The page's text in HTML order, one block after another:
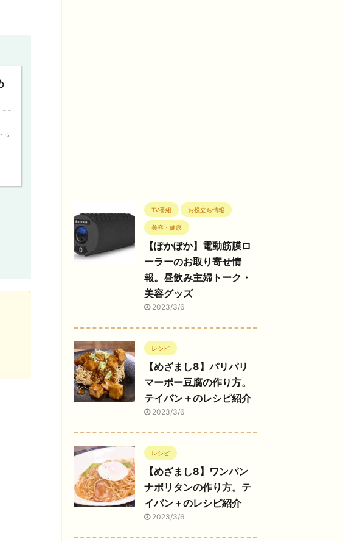
ゥ
TV番組 お役立ち情報
美容・健康
【ぽかぽか】電動筋膜ロ
ーラーのお取り寄せ情
報。昼飲み主婦トーク・
美容グッズ
2023/3/6
レシピ
【めざまし8】パリパリ
マーボー豆腐の作り方。
テイバン＋のレシピ紹介
2023/3/6
レシピ
【めざまし8】ワンパン
ナポリタンの作り方。テ
イバン＋のレシピ紹介
2023/3/6